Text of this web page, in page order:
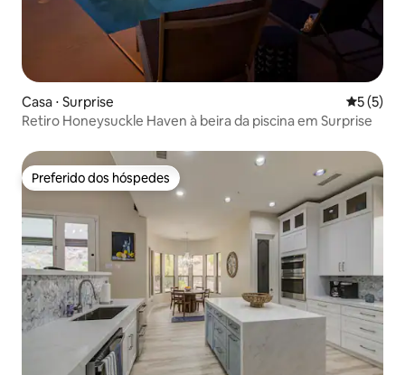
Casa ⋅ Surprise 5 de
5 (5)
Retiro Honeysuckle Haven à beira da piscina em Surprise
Preferido dos hóspedes
Preferido dos hóspedes